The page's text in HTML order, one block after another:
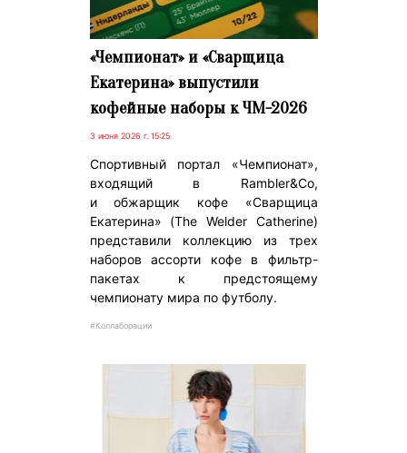
«Чемпионат» и «Сварщица
Екатерина» выпустили
кофейные наборы к ЧМ-2026
3 июня 2026 г. 15:25
Спортивный портал «Чемпионат»,
входящий в Rambler&Co,
и обжарщик кофе «Сварщица
Екатерина» (The Welder Catherine)
представили коллекцию из трех
наборов ассорти кофе в фильтр-
пакетах к предстоящему
чемпионату мира по футболу.
#Коллаборации